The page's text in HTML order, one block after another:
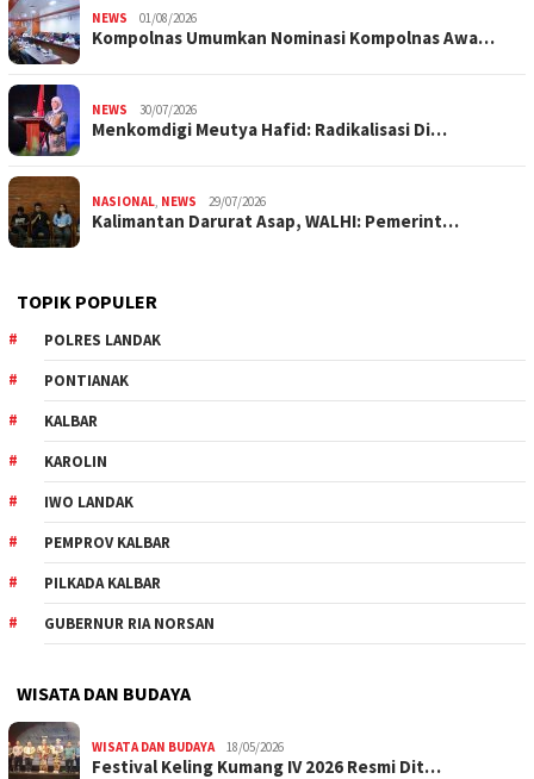
NEWS 01/08/2026
Kompolnas Umumkan Nominasi Kompolnas Awa…
NEWS 30/07/2026
Menkomdigi Meutya Hafid: Radikalisasi Di…
NASIONAL NEWS 29/07/2026
Kalimantan Darurat Asap, WALHI: Pemerint…
TOPIK POPULER
POLRES LANDAK
PONTIANAK
KALBAR
KAROLIN
IWO LANDAK
PEMPROV KALBAR
PILKADA KALBAR
GUBERNUR RIA NORSAN
WISATA DAN BUDAYA
WISATA DAN BUDAYA 18/05/2026
Festival Keling Kumang IV 2026 Resmi Dit…